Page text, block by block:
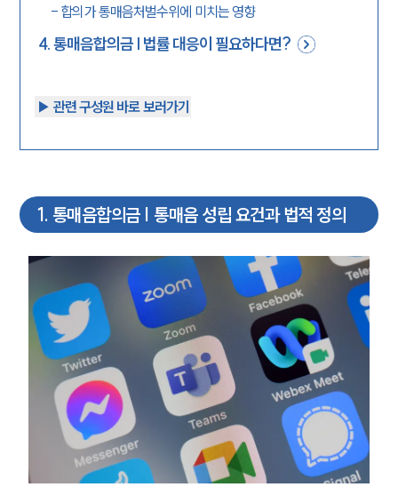
- 합의가 통매음처벌수위에 미치는 영향
4.통매음합의금 | 법률 대응이 필요하다면?
▶︎ 관련 구성원 바로 보러가기
1. 통매음합의금 | 통매음 성립 요건과 법적 정의